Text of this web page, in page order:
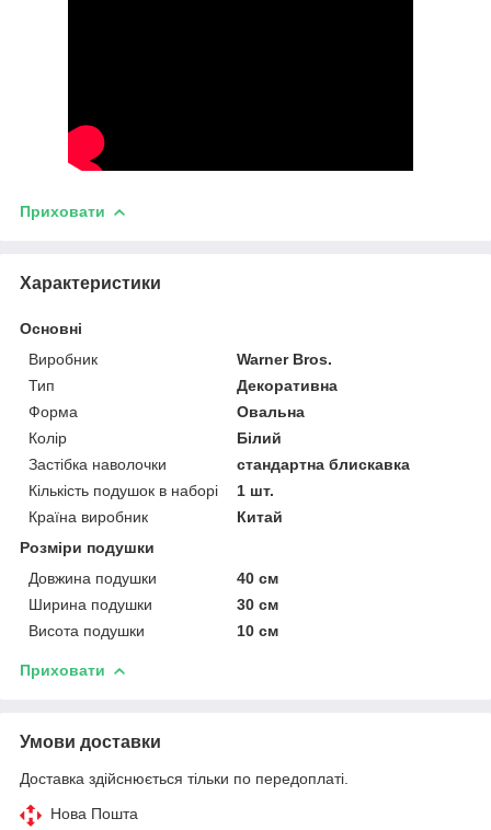
Приховати
Характеристики
Основні
Виробник
Warner Bros.
Тип
Декоративна
Форма
Овальна
Колір
Білий
Застібка наволочки
стандартна блискавка
Кількість подушок в наборі
1 шт.
Країна виробник
Китай
Розміри подушки
Довжина подушки
40 см
Ширина подушки
30 см
Висота подушки
10 см
Приховати
Умови доставки
Доставка здійснюється тільки по передоплаті.
Нова Пошта